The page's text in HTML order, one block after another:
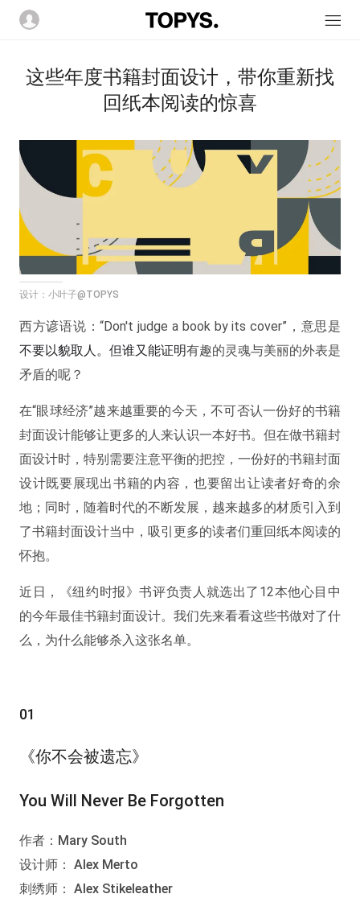
这些年度书籍封面设计，带你重新找
回纸本阅读的惊喜
设计：小叶子@TOPYS
西方谚语说：“Don't judge a book by its cover”，意思是
不要以貌取人。但谁又能证明有趣的灵魂与美丽的外表是
矛盾的呢？
在“眼球经济”越来越重要的今天，不可否认一份好的书籍
封面设计能够让更多的人来认识一本好书。但在做书籍封
面设计时，特别需要注意平衡的把控，一份好的书籍封面
设计既要展现出书籍的内容，也要留出让读者好奇的余
地；同时，随着时代的不断发展，越来越多的材质引入到
了书籍封面设计当中，吸引更多的读者们重回纸本阅读的
怀抱。
近日，《纽约时报》书评负责人就选出了12本他心目中
的今年最佳书籍封面设计。我们先来看看这些书做对了什
么，为什么能够杀入这张名单。
01
《你不会被遗忘》
You Will Never Be Forgotten
作者：Mary South
设计师： Alex Merto
刺绣师： Alex Stikeleather